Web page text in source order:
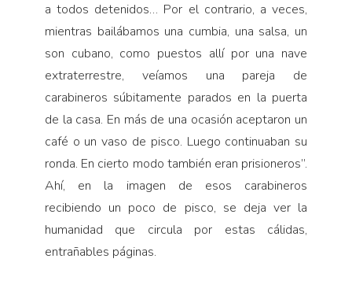
a todos detenidos… Por el contrario, a veces,
mientras bailábamos una cumbia, una salsa, un
son cubano, como puestos allí por una nave
extraterrestre, veíamos una pareja de
carabineros súbitamente parados en la puerta
de la casa. En más de una ocasión aceptaron un
café o un vaso de pisco. Luego continuaban su
ronda. En cierto modo también eran prisioneros”.
Ahí, en la imagen de esos carabineros
recibiendo un poco de pisco, se deja ver la
humanidad que circula por estas cálidas,
entrañables páginas.